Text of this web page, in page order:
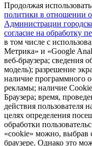
Продолжая
политики в отношении
Администрации
согласие на обработку
в том числе с
Метрика» и «Google
веб-браузера; сведения
модель); разрешение
наличие программного
рекламы; наличие
Браузера; время,
действия пользователя
целях определения
обработки
«cookie» можно, выбрав
браузере. Однако это